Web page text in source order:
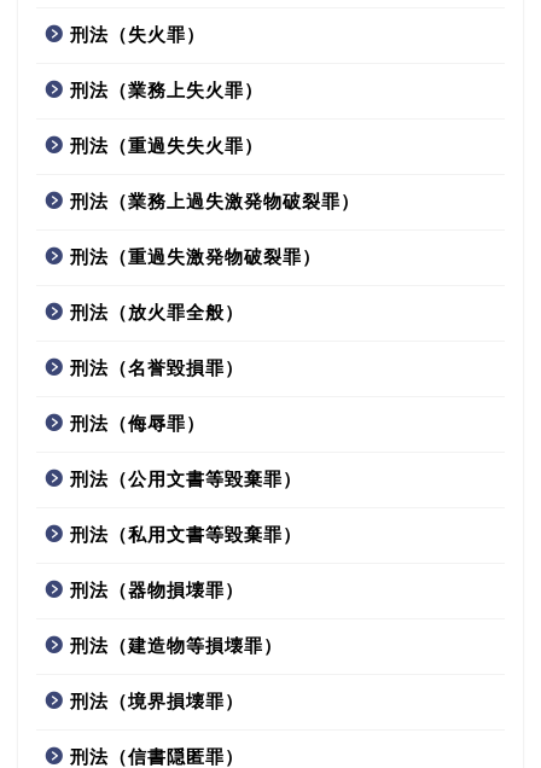
刑法（失火罪）
刑法（業務上失火罪）
刑法（重過失失火罪）
刑法（業務上過失激発物破裂罪）
刑法（重過失激発物破裂罪）
刑法（放火罪全般）
刑法（名誉毀損罪）
刑法（侮辱罪）
刑法（公用文書等毀棄罪）
刑法（私用文書等毀棄罪）
刑法（器物損壊罪）
刑法（建造物等損壊罪）
刑法（境界損壊罪）
刑法（信書隠匿罪）